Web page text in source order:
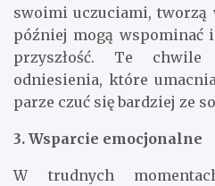
swoimi uczuciami,
później mogą wspominać
przyszłość. Te
odniesienia, które
parze czuć się bardziej ze
3. Wsparcie emocjonalne
W trudnych